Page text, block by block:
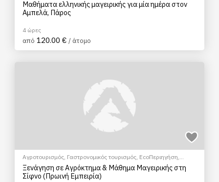
Μαθήματα ελληνικής μαγειρικής για μία ημέρα στον
Αμπελά, Πάρος
4 ώρες
από 120.00 € / άτομο
Αγροτουρισμός, Γαστρονομικός τουρισμός, EcoΠεριηγήση,
Μάθημα Μαγειρικής
, Σεμινάρια & Μαθήματα
Ξενάγηση σε Αγρόκτημα & Μάθημα Μαγειρικής στη
Σίφνο (Πρωινή Εμπειρία)